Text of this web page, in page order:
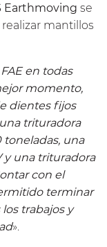
Earthmoving se
mantillos
en todas
momento,
dientes fijos
trituradora
toneladas, una
y una trituradora
con el
terminar
trabajos y
».